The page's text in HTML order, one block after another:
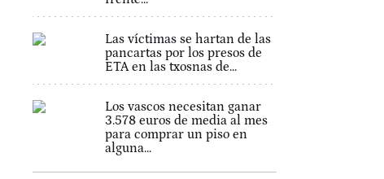
Las víctimas se hartan de las
pancartas por los presos de
ETA en las txosnas de...
Los vascos necesitan ganar
3.578 euros de media al mes
para comprar un piso en
alguna...